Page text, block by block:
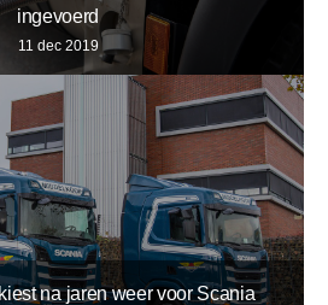
ingevoerd
11 dec 2019
na jaren weer voor Scania